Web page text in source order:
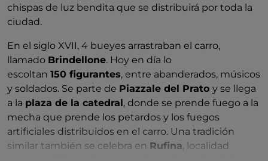
chispas de luz bendita que se distribuirá por toda la
ciudad.
En el siglo XVII, 4 bueyes arrastraban el carro,
llamado Brindellone. Hoy en día lo
escoltan 150 figurantes, entre abanderados, músicos
y soldados. Se parte de Piazzale del Prato y se llega
a la plaza de la catedral, donde se prende fuego a la
mecha que prende los petardos y los fuegos
artificiales distribuidos en el carro. Una tradición
similar también se celebra en Rufina, localidad